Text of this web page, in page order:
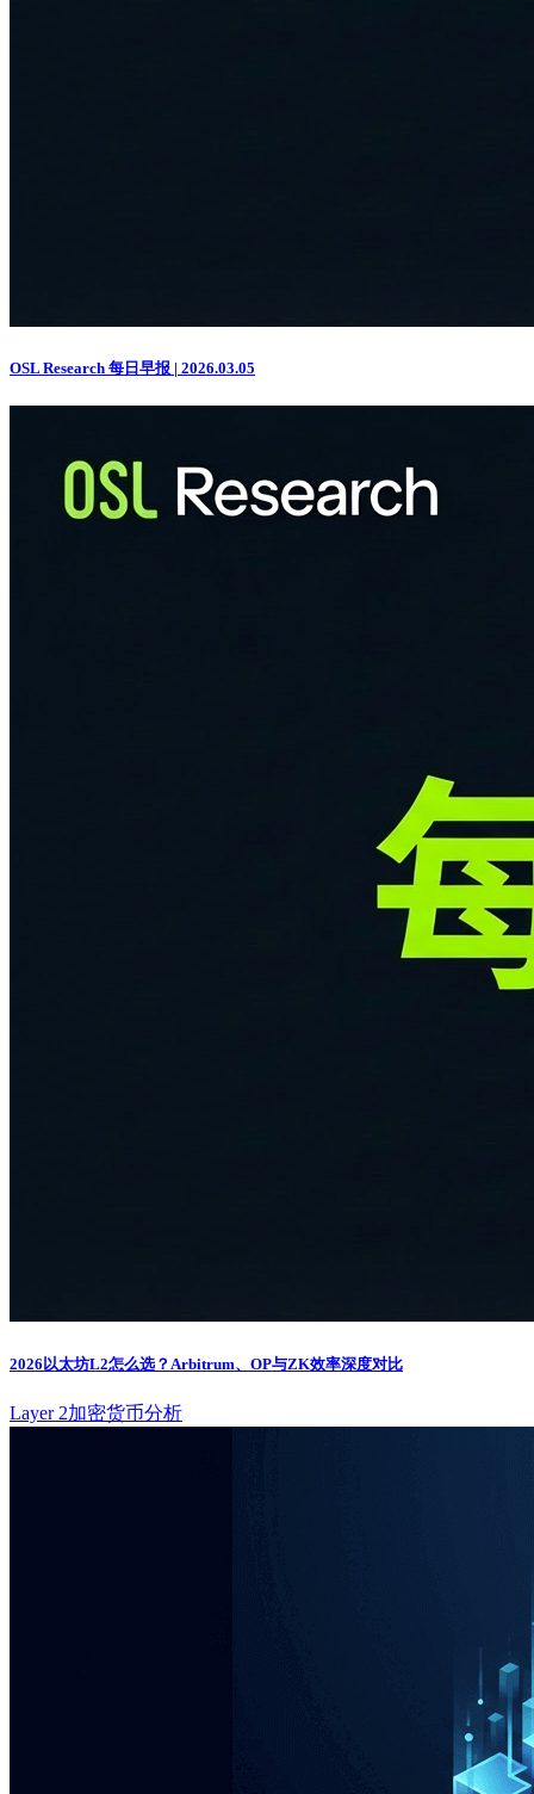
OSL Research 每日早报 | 2026.03.05
2026以太坊L2怎么选？Arbitrum、OP与ZK效率深度对比
Layer 2加密货币分析